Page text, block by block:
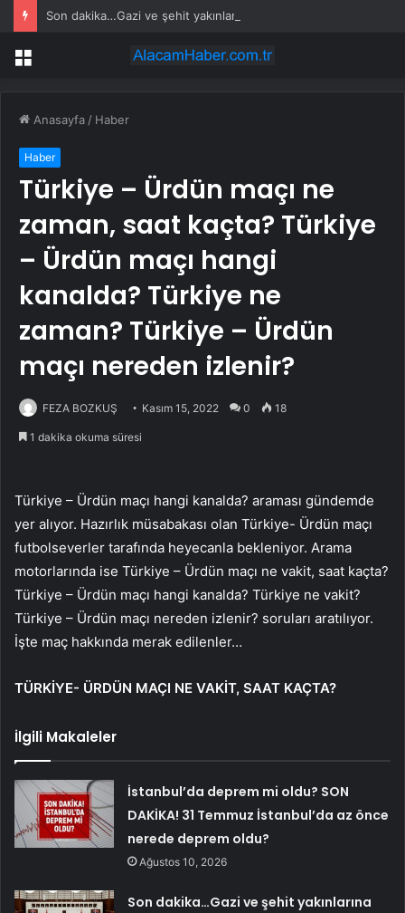
Menü
Anasayfa / Haber
Haber
Türkiye – Ürdün maçı ne
zaman, saat kaçta? Türkiye
– Ürdün maçı hangi
kanalda? Türkiye ne
zaman? Türkiye – Ürdün
maçı nereden izlenir?
FEZA BOZKUŞ Kasım 15, 2022 0 18
1 dakika okuma süresi
Türkiye – Ürdün maçı hangi kanalda? araması gündemde
yer alıyor. Hazırlık müsabakası olan Türkiye- Ürdün maçı
futbolseverler tarafında heyecanla bekleniyor. Arama
motorlarında ise Türkiye – Ürdün maçı ne vakit, saat kaçta?
Türkiye – Ürdün maçı hangi kanalda? Türkiye ne vakit?
Türkiye – Ürdün maçı nereden izlenir? soruları aratılıyor.
İşte maç hakkında merak edilenler…
TÜRKİYE- ÜRDÜN MAÇI NE VAKİT, SAAT KAÇTA?
İlgili Makaleler
İstanbul’da deprem mi oldu? SON
DAKİKA! 31 Temmuz İstanbul’da az önce
nerede deprem oldu?
Ağustos 10, 2026
Son dakika…Gazi ve şehit yakınlarına